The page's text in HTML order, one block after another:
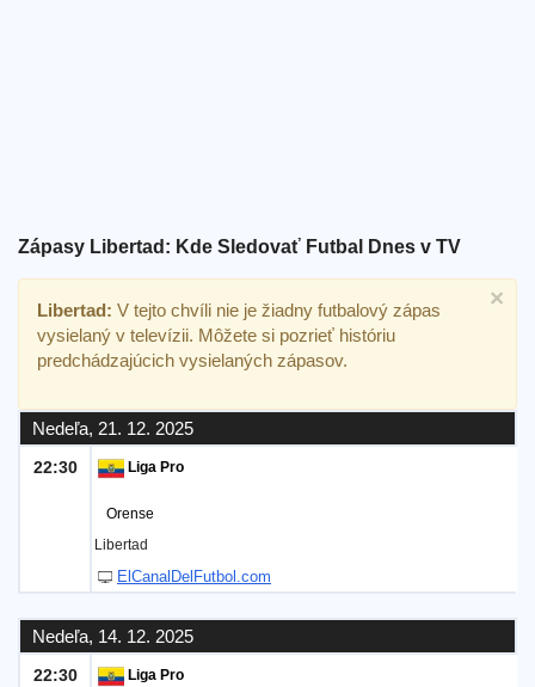
Zápasy Libertad: Kde Sledovať Futbal Dnes v TV
×
Libertad: V tejto chvíli nie je žiadny futbalový zápas
vysielaný v televízii. Môžete si pozrieť históriu
predchádzajúcich vysielaných zápasov.
Nedeľa, 21. 12. 2025
22:30 Liga Pro
Orense
Libertad
ElCanalDelFutbol.com
Nedeľa, 14. 12. 2025
22:30 Liga Pro